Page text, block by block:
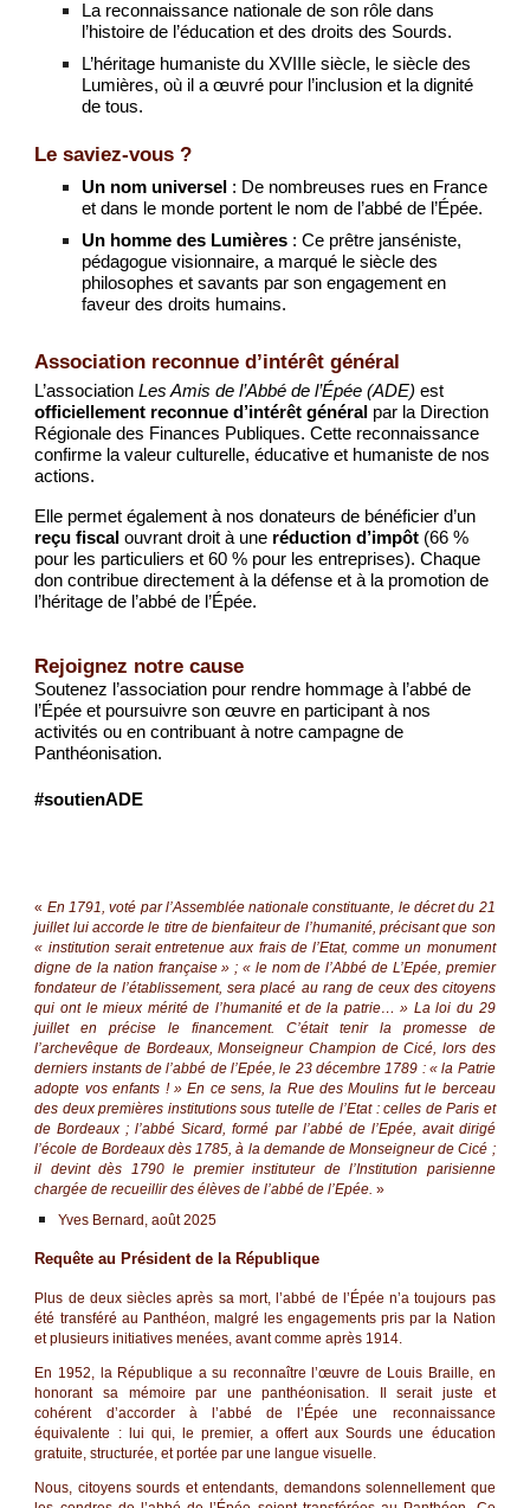
La reconnaissance nationale de son rôle dans
l’histoire de l’éducation et des droits des Sourds.
L’héritage humaniste du XVIIIe siècle, le siècle des
Lumières, où il a œuvré pour l’inclusion et la dignité
de tous.
Le saviez-vous ?
Un nom universel : De nombreuses rues en France
et dans le monde portent le nom de l’abbé de l’Épée.
Un homme des Lumières : Ce prêtre janséniste,
pédagogue visionnaire, a marqué le siècle des
philosophes et savants par son engagement en
faveur des droits humains.
Association reconnue d’intérêt général
L’associationLes Amis de l’Abbé de l’Épée (ADE) est
officiellement reconnue d’intérêt général par la Direction
Régionale des Finances Publiques. Cette reconnaissance
confirme la valeur culturelle, éducative et humaniste de nos
actions.
Elle permet également à nos donateurs de bénéficier d’un
reçu fiscal ouvrant droit à une réduction d’impôt (66 %
pour les particuliers et 60 % pour les entreprises). Chaque
don contribue directement à la défense et à la promotion de
l’héritage de l’abbé de l’Épée.
Rejoignez notre cause
Soutenez l’association pour rendre hommage à l’abbé de
l’Épée et poursuivre son œuvre en participant à nos
activités ou en contribuant à notre campagne de
Panthéonisation.
#soutienADE
« En 1791, voté par l’Assemblée nationale constituante, le décret du 21
juillet lui accorde le titre de bienfaiteur de l’humanité, précisant que son
« institution serait entretenue aux frais de l’Etat, comme un monument
digne de la nation française » ; « le nom de l’Abbé de L’Epée, premier
fondateur de l’établissement, sera placé au rang de ceux des citoyens
qui ont le mieux mérité de l’humanité et de la patrie… » La loi du 29
juillet en précise le financement. C’était tenir la promesse de
l’archevêque de Bordeaux, Monseigneur Champion de Cicé, lors des
derniers instants de l’abbé de l’Epée, le 23 décembre 1789 : « la Patrie
adopte vos enfants ! » En ce sens, la Rue des Moulins fut le berceau
des deux premières institutions sous tutelle de l’Etat : celles de Paris et
de Bordeaux ; l’abbé Sicard, formé par l’abbé de l’Epée, avait dirigé
l’école de Bordeaux dès 1785, à la demande de Monseigneur de Cicé ;
il devint dès 1790 le premier instituteur de l’Institution parisienne
chargée de recueillir des élèves de l’abbé de l’Epée.»
Yves Bernard, août 2025
Requête au Président de la République
Plus de deux siècles après sa mort, l’abbé de l’Épée n’a toujours pas
été transféré au Panthéon, malgré les engagements pris par la Nation
et plusieurs initiatives menées, avant comme après 1914.
En 1952, la République a su reconnaître l’œuvre de Louis Braille, en
honorant sa mémoire par une panthéonisation. Il serait juste et
cohérent d’accorder à l’abbé de l’Épée une reconnaissance
équivalente : lui qui, le premier, a offert aux Sourds une éducation
gratuite, structurée, et portée par une langue visuelle.
Nous, citoyens sourds et entendants, demandons solennellement que